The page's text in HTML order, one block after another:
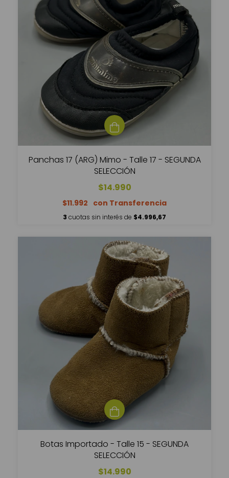
Panchas 17 (ARG) Mimo - Talle 17 - SEGUNDA
SELECCIÓN
$14.990
$11.992
3 cuotas sin interés de $4.996,67
Botas Importado - Talle 15 - SEGUNDA
SELECCIÓN
$14.990